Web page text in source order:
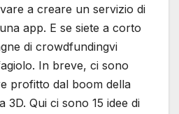
a creare un servizio di
app. E se siete a corto
di crowdfundingvi
In breve, ci sono
profitto dal boom della
3D. Qui ci sono 15 idee di